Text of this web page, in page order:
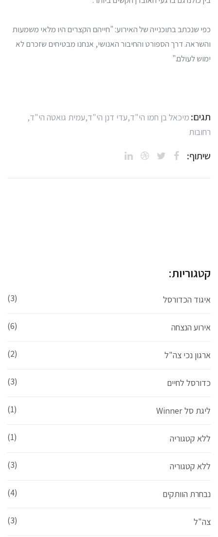
כפי שנכתב בתוכנייה של האירוע: "חייהם הקצרים היו מלאי משמעות
והשראה. דרך הספורט והחיבור האנושי, אנחנו מבטיחים שזכרם לא
ימוש לעולם."
תגים: מיכאל בן חמו הי"ד,עדי דנן הי"ד,עמית גואטה הי"ד,
רחובות
שיתוף:
קטגוריות:
איגוד הכדורסל (3)
אירוע הנצחה (6)
ארגון נכי צה"ל (2)
כדורסל לחיים (3)
ליגת סל Winner (1)
ללא קטגוריה (1)
ללא קטגוריה (3)
נבחרת הוותקים (4)
צה"ל (3)